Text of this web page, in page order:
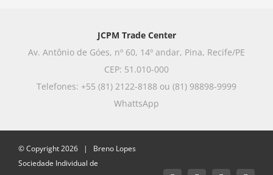
JCPM Trade Center
Av. Antônio de Góes, nº 60, 14º andar, Pina, Recife/PE
CEP: 51.010-000
Telefones: +55 (81) 2122-8188 ou (81) 98898-9999
WhattsApp
© Copyright2026 | Breno Lopes
Sociedade Individual de